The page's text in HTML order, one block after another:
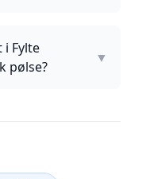
Fylte
pølse?
▼